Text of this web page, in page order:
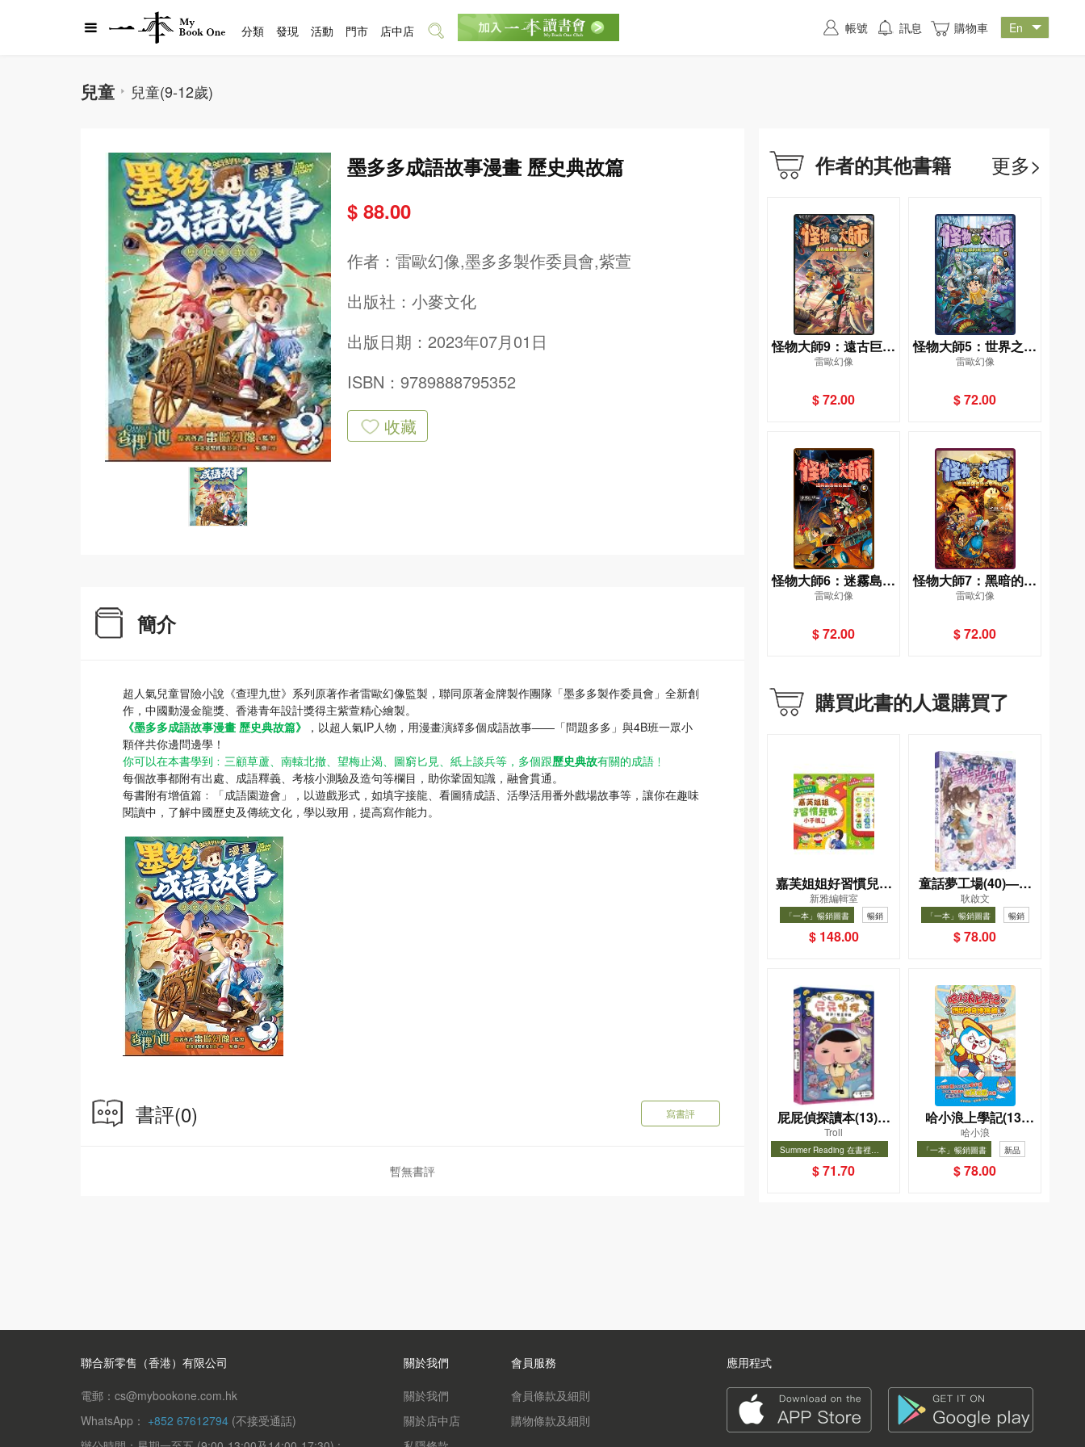
兒童 兒童(9-12歲)
墨多多成語故事漫畫 歷史典故篇
$ 88.00
作者： 雷歐幻像,墨多多製作委員會,紫萱
出版社： 小麥文化
出版日期：2023年07月01日
ISBN：9789888795352
收藏
簡介
超人氣兒童冒險小說《查理九世》系列原著作者雷歐幻像監製，聯同原著金牌製作團隊「墨多多製作委員會」全新創
作，中國動漫金龍獎、香港青年設計獎得主紫萱精心繪製。
《墨多多成語故事漫畫 歷史典故篇》
，以超人氣IP人物，用漫畫演繹多個成語故事——「問題多多」與4B班一眾小
顆伴共你邊問邊學！
你可以在本書學到﹕三顧草蘆、南轅北撤、望梅止渴、圖窮匕見、紙上談兵等，多個跟歷史典故有關的成語﹗
每個故事都附有出處、成語釋義、考核小測驗及造句等欄目，助你鞏固知識，融會貫通。
每書附有增值篇﹕「成語園遊會」，以遊戲形式，如填字接龍、看圖猜成語、活學活用番外戲場故事等，讓你在趣味
閱讀中，了解中國歷史及傳統文化，學以致用，提高寫作能力。
書評(0) 寫書評
暫無書評
作者的其他書籍 更多>
怪物大師9：遠古巨獸
的斷齒迷蹤
雷歐幻像
$ 72.00
怪物大師5：世界之巔
的死亡珍獸宴
雷歐幻像
$ 72.00
怪物大師6：迷霧島的
復仇遊戲
雷歐幻像
$ 72.00
怪物大師7：黑暗的破
壞神之甲
雷歐幻像
$ 72.00
購買此書的人還購買了
嘉芙姐姐好習慣兒歌
小手機
新雅編輯室
「一本」暢銷圖書 暢銷
$ 148.00
童話夢工場(40)——
織女下凡結奇緣
耿啟文
「一本」暢銷圖書 暢銷
$ 78.00
屁屁偵探讀本(13)－
－對決！怪盜學院
（星星篇）
Troll
Summer Reading 在書裡度
選圖書67折
暢銷
$ 71.70
哈小浪上學記(13)
——逃出神奇博物館
哈小浪
「一本」暢銷圖書
新品
暢銷
$ 78.00
分類 發現 活動 門市 店中店 帳號 訊息 購物車
聯合新零售（香港）有限公司
電郵：cs@mybookone.com.hk
WhatsApp： +852 67612794 (不接受通話)
關於我們
關於我們
關於店中店
會員服務
會員條款及細則
購物條款及細則
應用程式